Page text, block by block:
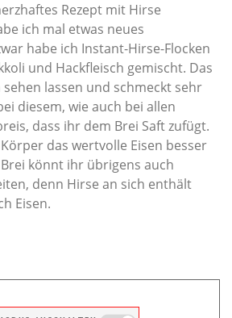
Rezept mit Hirse
ich mal etwas neues
habe ich Instant-Hirse-Flocken
und Hackfleisch gemischt. Das
sehen lassen und schmeckt sehr
diesem, wie auch bei allen
dass ihr dem Brei Saft zufügt.
das wertvolle Eisen besser
könnt ihr übrigens auch
denn Hirse an sich enthält
Eisen.